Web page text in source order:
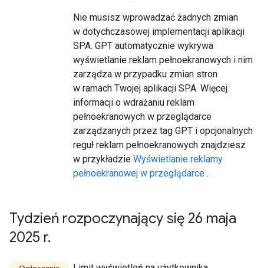
Nie musisz wprowadzać żadnych zmian
w dotychczasowej implementacji aplikacji
SPA. GPT automatycznie wykrywa
wyświetlanie reklam pełnoekranowych i nim
zarządza w przypadku zmian stron
w ramach Twojej aplikacji SPA. Więcej
informacji o wdrażaniu reklam
pełnoekranowych w przeglądarce
zarządzanych przez tag GPT i opcjonalnych
reguł reklam pełnoekranowych znajdziesz
w przykładzie Wyświetlanie reklamy
pełnoekranowej w przeglądarce .
Tydzień rozpoczynający się 26 maja
2025 r.